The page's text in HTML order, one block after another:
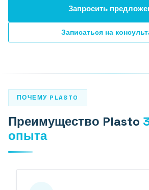
Узкий
Компланарная
PLASTO 82
PLASTO NORDIC
Запросить
Записаться на
ПОЧЕМУ PLASTO
Преимущество Plasto
опыта